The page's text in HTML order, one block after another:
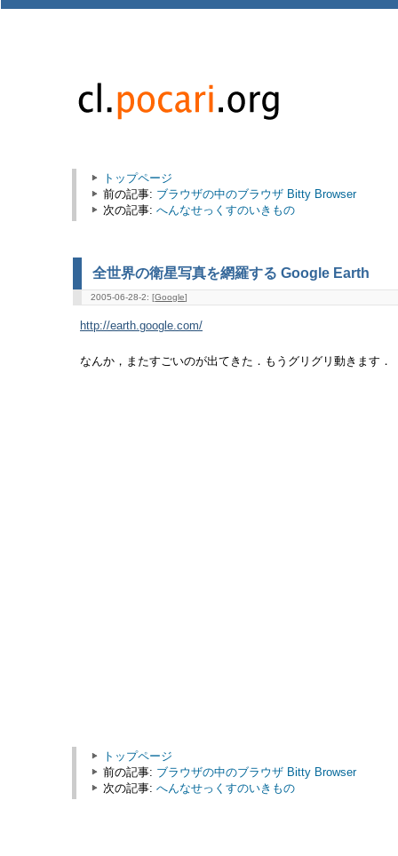
トップページ
前の記事: ブラウザの中のブラウザ Bitty Browser
次の記事: へんなせっくすのいきもの
全世界の衛星写真を網羅する Google Earth
2005-06-28-2: [Google]
http://earth.google.com/
なんか，またすごいのが出てきた．もうグリグリ動きます．
トップページ
前の記事: ブラウザの中のブラウザ Bitty Browser
次の記事: へんなせっくすのいきもの